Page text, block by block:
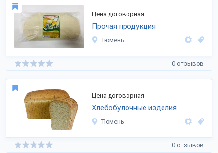
Цена договорная
Прочая продукция
Тюмень
0 отзывов
Цена договорная
Хлебобулочные изделия
Тюмень
0 отзывов